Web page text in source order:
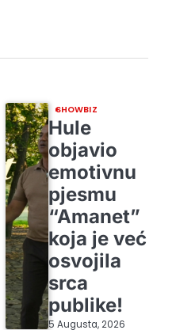
SHOWBIZ
Hule
objavio
emotivnu
pjesmu
“Amanet”
koja je već
osvojila
srca
publike!
5 Augusta, 2026